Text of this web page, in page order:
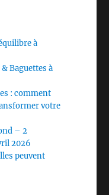
à
Baguettes à
: comment
votre
– 2
2026
peuvent